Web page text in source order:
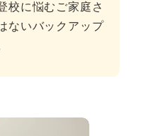
校に悩むご家庭さ
ないバックアップ